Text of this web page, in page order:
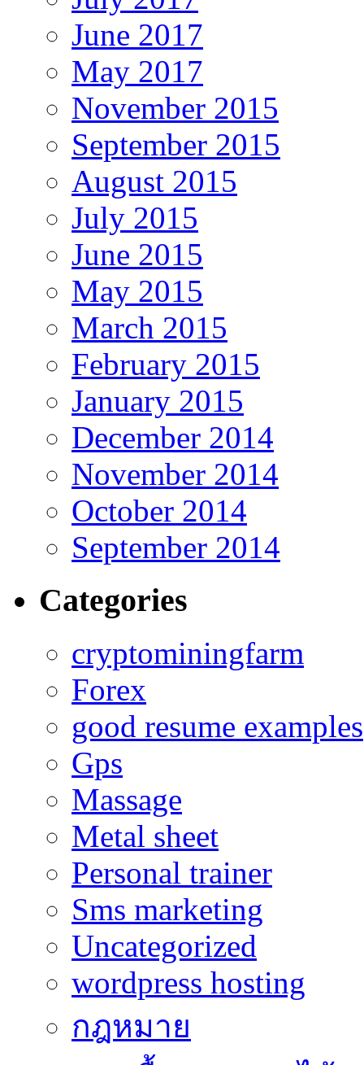
June 2017
May 2017
November 2015
September 2015
August 2015
July 2015
June 2015
May 2015
March 2015
February 2015
January 2015
December 2014
November 2014
October 2014
September 2014
Categories
cryptominingfarm
Forex
good resume examples
Gps
Massage
Metal sheet
Personal trainer
Sms marketing
Uncategorized
wordpress hosting
กฎหมาย